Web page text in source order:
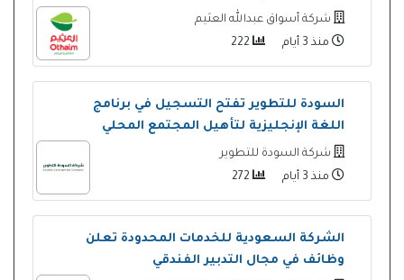
شركة أسواق عبدالله العثيم
منذ 3 أيام
السودة للتطوير تفتح التسجيل في برنامج
اللغة الإنجليزية لتأهيل المجتمع المحلي
شركة السودة للتطوير
منذ 3 أيام
الشركة السعودية للخدمات المحدودة تعلن
وظائف في مجال التدبير الفندقي